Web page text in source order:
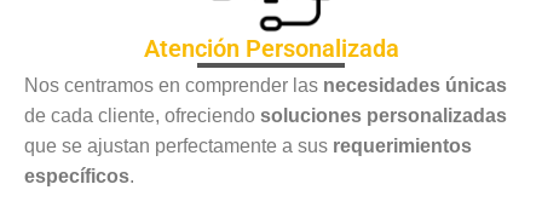
Atención Personalizada
Nos centramos en comprender las necesidades únicas
de cada cliente, ofreciendo soluciones personalizadas
que se ajustan perfectamente a sus requerimientos
específicos.